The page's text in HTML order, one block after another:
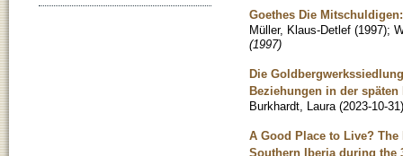
Goethes Die
Müller, Klaus-Detlef (1997);
(1997)
Die
Beziehungen in der späten
Burkhardt, Laura (2023-10-31)
A Good Place to Live?
Southern Iberia during the